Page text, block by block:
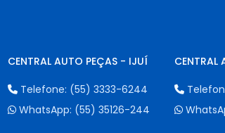
CENTRAL AUTO PEÇAS - IJUÍ
Telefone: (55) 3333-6244
WhatsApp: (55) 35126-244
CENTRAL